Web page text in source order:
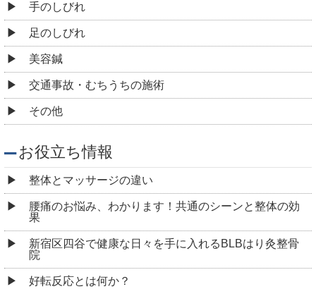
手のしびれ
足のしびれ
美容鍼
交通事故・むちうちの施術
その他
お役立ち情報
整体とマッサージの違い
腰痛のお悩み、わかります！共通のシーンと整体の効
果
新宿区四谷で健康な日々を手に入れるBLBはり灸整骨
院
好転反応とは何か？